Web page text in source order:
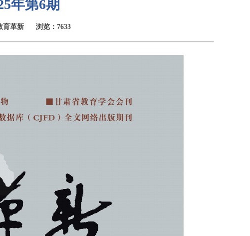
年第6期
育革新 浏览：7633